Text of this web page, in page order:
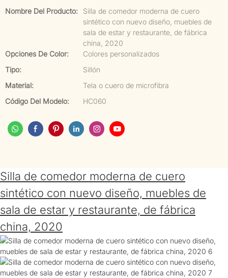
Nombre Del Producto:
Silla de comedor moderna de cuero
sintético con nuevo diseño, muebles de
sala de estar y restaurante, de fábrica
china, 2020
Opciones De Color:
Colores personalizados
Tipo:
Sillón
Material:
Tela o cuero de microfibra
Código Del Modelo:
HC060
Silla de comedor moderna de cuero
sintético con nuevo diseño, muebles de
sala de estar y restaurante, de fábrica
china, 2020